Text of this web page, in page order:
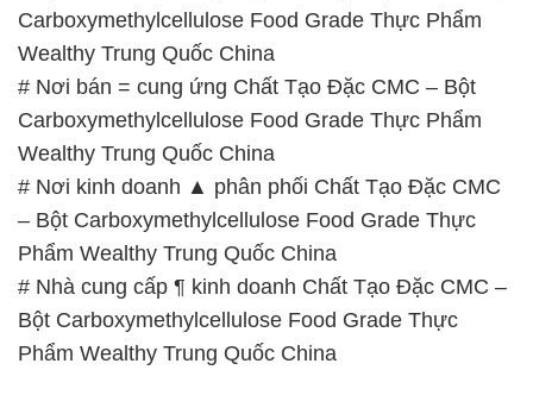
Carboxymethylcellulose Food Grade Thực Phẩm
Wealthy Trung Quốc China
# Nơi bán = cung ứng Chất Tạo Đặc CMC – Bột
Carboxymethylcellulose Food Grade Thực Phẩm
Wealthy Trung Quốc China
# Nơi kinh doanh ▲ phân phối Chất Tạo Đặc CMC
– Bột Carboxymethylcellulose Food Grade Thực
Phẩm Wealthy Trung Quốc China
# Nhà cung cấp ¶ kinh doanh Chất Tạo Đặc CMC –
Bột Carboxymethylcellulose Food Grade Thực
Phẩm Wealthy Trung Quốc China